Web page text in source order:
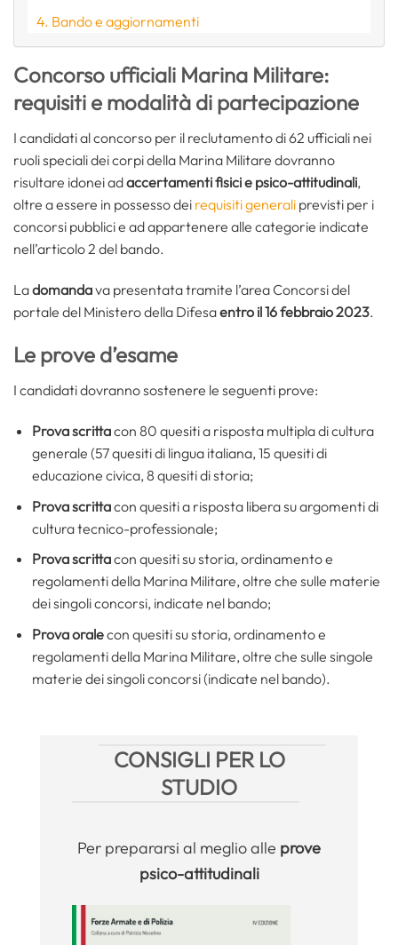
Bando e aggiornamenti
Concorso ufficiali Marina Militare:
requisiti e modalità di partecipazione
I candidati al concorso per il reclutamento di 62 ufficiali nei
ruoli speciali dei corpi della Marina Militare dovranno
risultare idonei adaccertamenti fisicie psico-attitudinali,
oltre a essere in possesso dei requisiti generali previsti per i
concorsi pubblici e ad appartenere alle categorie indicate
nell’articolo 2 del bando.
Ladomandava presentata tramite l’area Concorsi del
portale del Ministero della Difesaentro il 16 febbraio 2023.
Le prove d’esame
I candidati dovranno sostenere le seguenti prove:
Prova scrittacon 80 quesiti a risposta multipla di cultura
generale (57 quesiti di lingua italiana, 15 quesiti di
educazione civica, 8 quesiti di storia;
Prova scrittacon quesiti a risposta libera su argomenti di
cultura tecnico-professionale;
Prova scrittacon quesiti su storia, ordinamento e
regolamenti della Marina Militare, oltre che sulle materie
dei singoli concorsi, indicate nel bando;
Prova oralecon quesiti su storia, ordinamento e
regolamenti della Marina Militare, oltre che sulle singole
materie dei singoli concorsi (indicate nel bando).
CONSIGLI PER LO
STUDIO
Per prepararsi al meglio alle prove
psico-attitudinali